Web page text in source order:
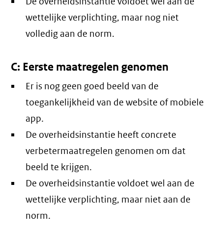
wettelijke verplichting, maar nog niet
volledig aan de norm.
C: Eerste maatregelen genomen
Er is nog geen goed beeld van de
toegankelijkheid van de website of mobiele
app.
De overheidsinstantie heeft concrete
verbetermaatregelen genomen om dat
beeld te krijgen.
De overheidsinstantie voldoet wel aan de
wettelijke verplichting, maar niet aan de
norm.